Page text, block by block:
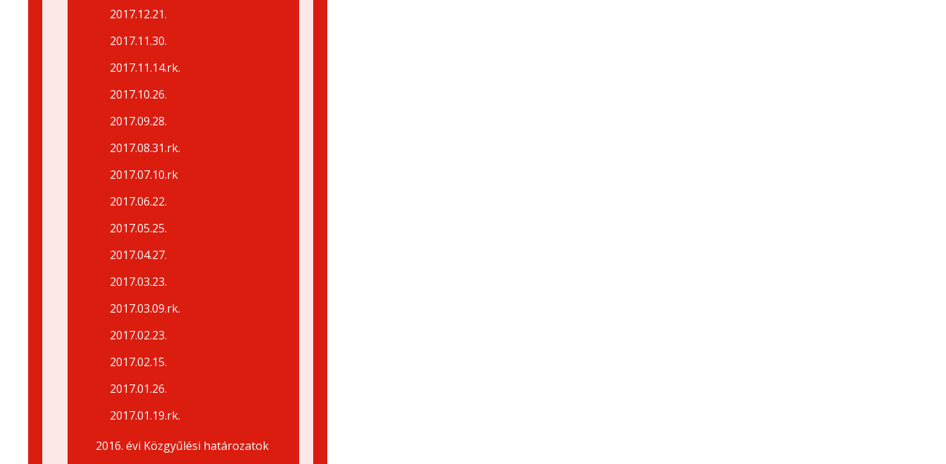
2017.12.21.
2017.11.30.
2017.11.14.rk.
2017.10.26.
2017.09.28.
2017.08.31.rk.
2017.07.10.rk
2017.06.22.
2017.05.25.
2017.04.27.
2017.03.23.
2017.03.09.rk.
2017.02.23.
2017.02.15.
2017.01.26.
2017.01.19.rk.
2016. évi Közgyűlési határozatok